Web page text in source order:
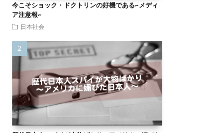
今こそショック・ドクトリンの好機である~メディ
ア注意報~
日本社会